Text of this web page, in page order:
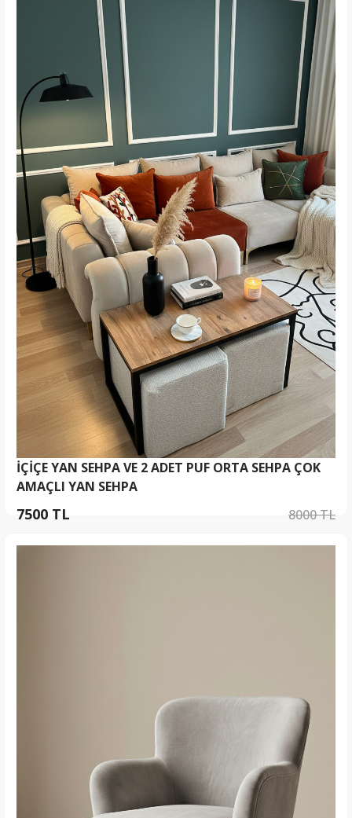
İÇİÇE YAN SEHPA VE 2 ADET PUF ORTA SEHPA ÇOK
AMAÇLI YAN SEHPA
8000 TL
7500 TL